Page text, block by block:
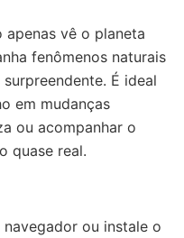
apenas vê o planeta
fenômenos naturais
É ideal
em mudanças
ou acompanhar o
quase real.
ou instale o